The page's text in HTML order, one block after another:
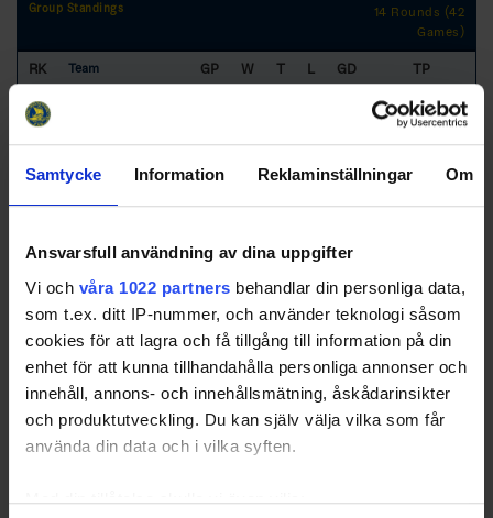
Samtycke Information Reklaminställningar Om
Ansvarsfull användning av dina uppgifter
Vi och våra 1022 partners behandlar din personliga data,
som t.ex. ditt IP-nummer, och använder teknologi såsom
cookies för att lagra och få tillgång till information på din
enhet för att kunna tillhandahålla personliga annonser och
innehåll, annons- och innehållsmätning, åskådarinsikter
och produktutveckling. Du kan själv välja vilka som får
använda din data och i vilka syften.
Med din tillåtelse skulle vi även vilja:
Group Standings
14 Rounds (42
Games)
RK Team GP W T L GD
TP
1
31
2 Tingsryds AIF 12 7 1 4 20
23
IF Troja-Ljungby -4 16
-16
Kungälvs IK 12 2